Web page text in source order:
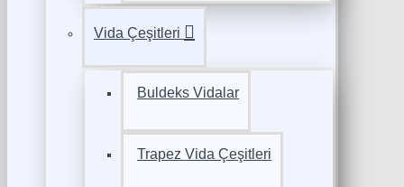
Vida Çeşitleri
Buldeks Vidalar
Trapez Vida Çeşitleri